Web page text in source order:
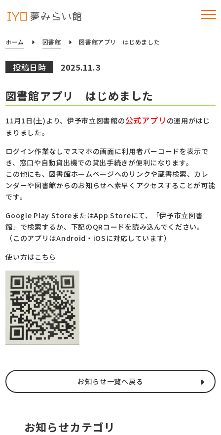
ホーム 図書館 図書館アプリ はじめました
投稿日時 2025.11.3
図書館アプリ はじめました
11月1日(土)より、伊予市立図書館の公式アプリ の運用がはじ
まりました。
ログイン作業なしでスマホの画面に利用者バーコードを表示で
き、窓口や自動貸出機での貸出手続きが便利になります。
この他にも、図書館ホームページへのリンクや蔵書検索、カレ
ンダーや図書館からのお知らせへ素早くアクセスすることが可能
です。
Google Play StoreまたはApp Storeにて、「伊予市立図書
館」で検索するか、下記のQRコードを読み込んでください。
（このアプリはAndroid・iOSに対応しています）
使い方はこちら
お知らせ一覧へ戻る
お知らせカテゴリ